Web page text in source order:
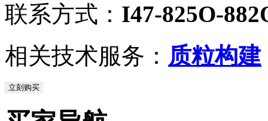
联系方式： I47-825O-
相关技术服务： 质粒构建
立刻购买